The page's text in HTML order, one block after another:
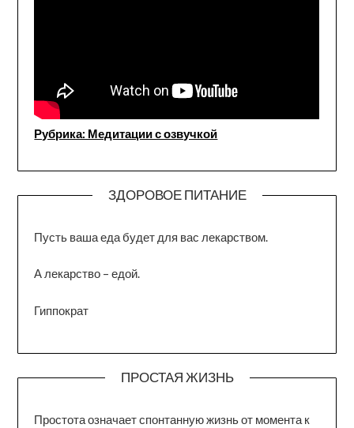
Рубрика: Медитации с озвучкой
ЗДОРОВОЕ ПИТАНИЕ
Пусть ваша еда будет для вас лекарством.
А лекарство – едой.
Гиппократ
ПРОСТАЯ ЖИЗНЬ
Простота означает спонтанную жизнь от момента к